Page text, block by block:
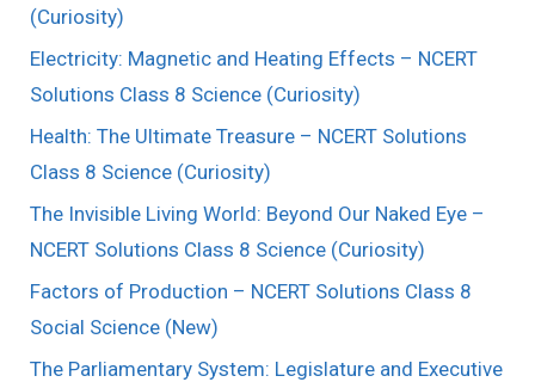
(Curiosity)
Electricity: Magnetic and Heating Effects – NCERT
Solutions Class 8 Science (Curiosity)
Health: The Ultimate Treasure – NCERT Solutions
Class 8 Science (Curiosity)
The Invisible Living World: Beyond Our Naked Eye –
NCERT Solutions Class 8 Science (Curiosity)
Factors of Production – NCERT Solutions Class 8
Social Science (New)
The Parliamentary System: Legislature and Executive